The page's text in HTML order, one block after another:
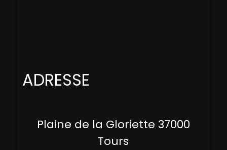
ADRESSE
Plaine de la Gloriette 37000
Tours